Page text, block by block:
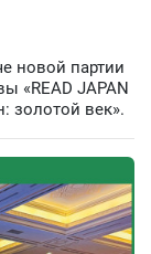
новой партии
«READ JAPAN
золотой век».